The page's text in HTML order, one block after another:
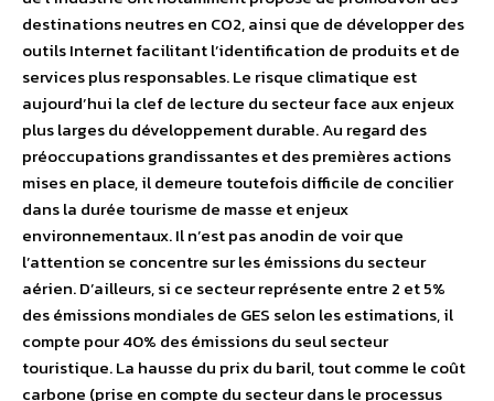
destinations neutres en CO2, ainsi que de développer des
outils Internet facilitant l’identification de produits et de
services plus responsables. Le risque climatique est
aujourd’hui la clef de lecture du secteur face aux enjeux
plus larges du développement durable. Au regard des
préoccupations grandissantes et des premières actions
mises en place, il demeure toutefois difficile de concilier
dans la durée tourisme de masse et enjeux
environnementaux. Il n’est pas anodin de voir que
l’attention se concentre sur les émissions du secteur
aérien. D’ailleurs, si ce secteur représente entre 2 et 5%
des émissions mondiales de GES selon les estimations, il
compte pour 40% des émissions du seul secteur
touristique. La hausse du prix du baril, tout comme le coût
carbone (prise en compte du secteur dans le processus